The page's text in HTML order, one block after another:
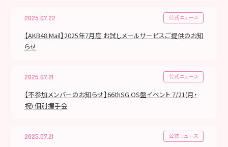
2025.07.22 公式ニュース
【AKB48 Mail】2025年7月度 お試しメールサービスご提供のお知
らせ
2025.07.21 公式ニュース
【不参加メンバーのお知らせ】66thSG OS盤イベント 7/21(月・
祝) 個別握手会
2025.07.21 公式ニュース